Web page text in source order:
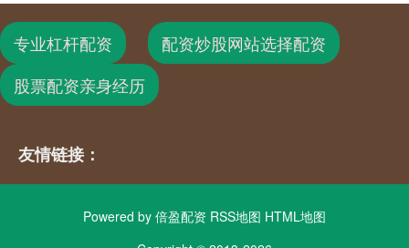
专业杠杆配资
配资炒股网站选择配资
股票配资亲身经历
友情链接：
Powered by 倍盈配资 RSS地图 HTML地图